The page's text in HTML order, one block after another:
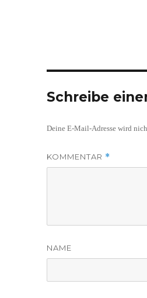
Schreibe
Deine E-Mail-Adresse wird
KOMMENTAR *
NAME